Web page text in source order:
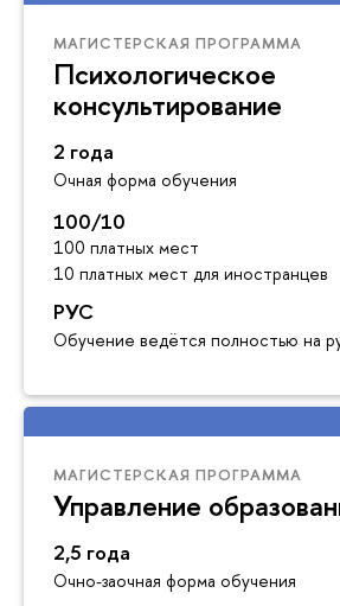
МАГИСТЕРСКАЯ ПРОГРАММА
Психологическое
консультирование
2 года
Очная форма обучения
100/10
100 платных мест
10 платных мест для иностранцев
РУС
Обучение ведётся полностью на
МАГИСТЕРСКАЯ ПРОГРАММА
Управление
2,5 года
Очно-заочная форма обучения